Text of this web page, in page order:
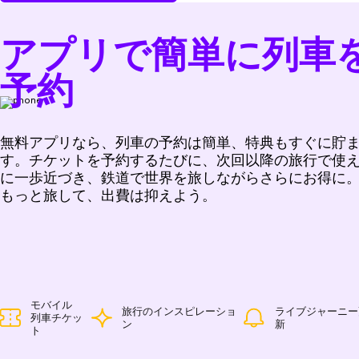
アプリで簡単に列車
予約
無料アプリなら、列車の予約は簡単、特典もすぐに貯
す。チケットを予約するたびに、次回以降の旅行で使
に一歩近づき、鉄道で世界を旅しながらさらにお得に。
もっと旅して、出費は抑えよう。
モバイル
列車チケッ
ト
旅行のインスピレーショ
ン
ライブジャーニ
新